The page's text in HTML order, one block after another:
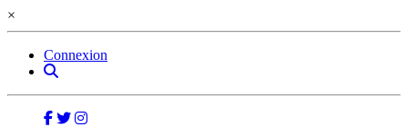
×
Connexion